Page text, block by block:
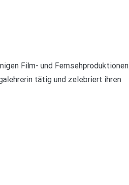
Film- und Fernsehproduktionen
tätig und zelebriert ihren